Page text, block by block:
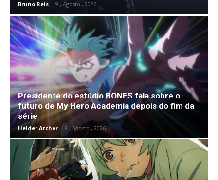
Bruno Reis - 9 , Agosto , 2026
Presidente do estúdio BONES fala sobre o
futuro de My Hero Academia depois do fim da
série
Helder Archer - 8 , Agosto , 2026